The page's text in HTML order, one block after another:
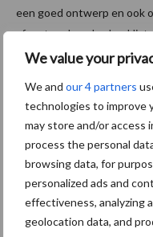
We value your
We and our 4 partners
technologies to improve
may store and/or access
process the personal
browsing data, for
personalized ads and
effectiveness, analyzing
geolocation data, and
een goed ontwerp en ook
afgestemd op de checklist
sluiten aan op de
en eenduidigheid
PV-systeem. Een
Nederlandse